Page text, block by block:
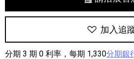
加入追
分期 3 期 0 利率，每期 1,330分期銀